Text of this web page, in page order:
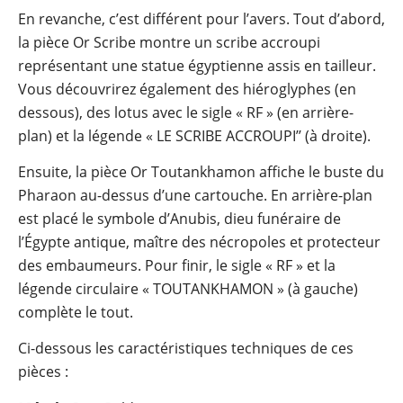
En revanche, c’est différent pour l’avers. Tout d’abord,
la pièce Or Scribe montre un scribe accroupi
représentant une statue égyptienne assis en tailleur.
Vous découvrirez également des hiéroglyphes (en
dessous), des lotus avec le sigle « RF » (en arrière-
plan) et la légende « LE SCRIBE ACCROUPI’’ (à droite).
Ensuite, la pièce Or Toutankhamon affiche le buste du
Pharaon au-dessus d’une cartouche. En arrière-plan
est placé le symbole d’Anubis, dieu funéraire de
l’Égypte antique, maître des nécropoles et protecteur
des embaumeurs. Pour finir, le sigle « RF » et la
légende circulaire « TOUTANKHAMON » (à gauche)
complète le tout.
Ci-dessous les caractéristiques techniques de ces
pièces :